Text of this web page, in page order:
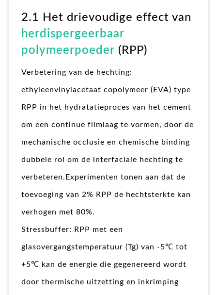
2.1 Het drievoudige effect van
herdispergeerbaar
polymeerpoeder (RPP)
Verbetering van de hechting:
ethyleenvinylacetaat copolymeer (EVA) type
RPP in het hydratatieproces van het cement
om een continue filmlaag te vormen, door de
mechanische occlusie en chemische binding
dubbele rol om de interfaciale hechting te
verbeteren.Experimenten tonen aan dat de
toevoeging van 2% RPP de hechtsterkte kan
verhogen met 80%.
Stressbuffer: RPP met een
glasovergangstemperatuur (Tg) van -5℃ tot
+5℃ kan de energie die gegenereerd wordt
door thermische uitzetting en inkrimping